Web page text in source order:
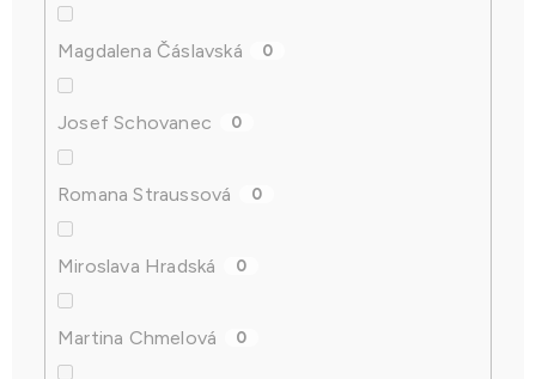
Magdalena Čáslavská 0
Josef Schovanec 0
Romana Straussová 0
Miroslava Hradská 0
Martina Chmelová 0